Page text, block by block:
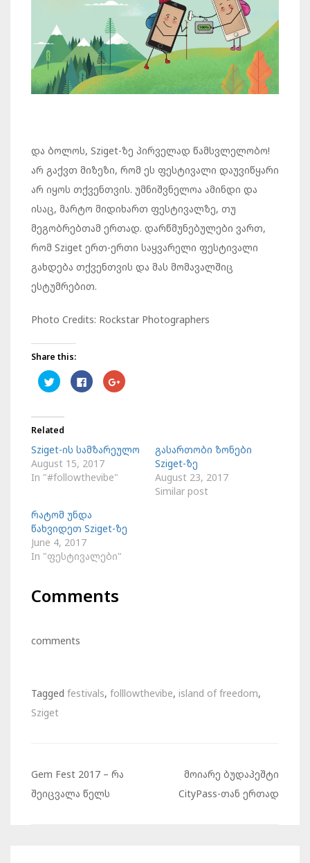
და ბოლოს, Sziget-ზე პირველად წამსვლელობო!
არ გაქვთ მიზეზი, რომ ეს ფესტივალი დაუვიწყარი
არ იყოს თქვენთვის. უმნიშვნელოა ამინდი და
ისაც, მარტო მიდიხართ ფესტივალზე, თუ
მეგობრებთამ ერთად. დარწმუნებულები ვართ,
რომ Sziget ერთ-ერთი საყვარელი ფესტივალი
გახდება თქვენთვის და მას მომავალშიც
ესტუმრებით.
Photo Credits: Rockstar Photographers
Share this:
Click
to
share
(Opens
in
new
window)
Click
to
share
window)
Click
to
window)
Related
Sziget-ის სამზარეულო
August 15, 2017
In "#followthevibe"
გასართობი ზონები
Sziget-ზე
August 23, 2017
Similar post
რატომ უნდა
წახვიდეთ Sziget-ზე
June 4, 2017
In "ფესტივალები"
Comments
comments
Tagged festivals, folllowthevibe, island of freedom,
Sziget
Post
Gem Fest 2017 – რა
შეიცვალა წელს
მოიარე ბუდაპეშტი
CityPass-თან ერთად